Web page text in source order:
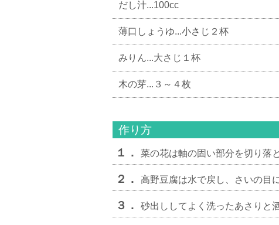
だし汁...100cc
薄口しょうゆ...小さじ２杯
みりん...大さじ１杯
木の芽...３～４枚
作り方
１． 菜の花は軸の固い部分を切り落
２． 高野豆腐は水で戻し、さいの目
３． 砂出ししてよく洗ったあさりと